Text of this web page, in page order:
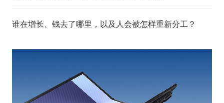
谁在增长、钱去了哪里，以及人会被怎样重新分工？